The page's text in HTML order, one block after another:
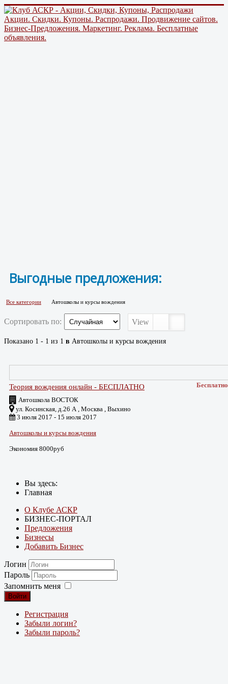
Акции. Скидки. Купоны. Распродажи. Продвижение сайтов.
Бизнес-Предложения. Маркетинг. Реклама. Бесплатные
объявления.
Выгодные предложения:
Все категории Автошколы и курсы вождения
Сортировать по: View
Показано 1 - 1 из 1 в Автошколы и курсы вождения
Бесплатно
Теория вождения онлайн - БЕСПЛАТНО
Автошкола ВОСТОК
ул. Косинская, д.26 А , Москва , Выхино
3 июля 2017 - 15 июля 2017
Автошколы и курсы вождения
Экономия 8000руб
Вы здесь:
Главная
О Клубе АСКР
БИЗНЕС-ПОРТАЛ
Предложения
Бизнесы
Добавить Бизнес
Логин
Пароль
Запомнить меня
Войти
Регистрация
Забыли логин?
Забыли пароль?